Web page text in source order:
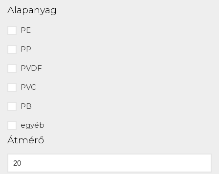
Alapanyag
PE
PP
PVDF
PVC
PB
egyéb
Átmérő